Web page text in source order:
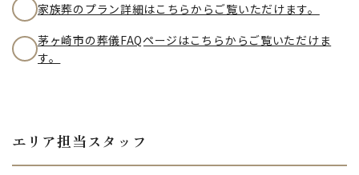
家族葬のプラン詳細はこちらからご覧いただけます。
茅ヶ崎市の葬儀FAQページはこちらからご覧いただけま
す。
エリア担当スタッフ